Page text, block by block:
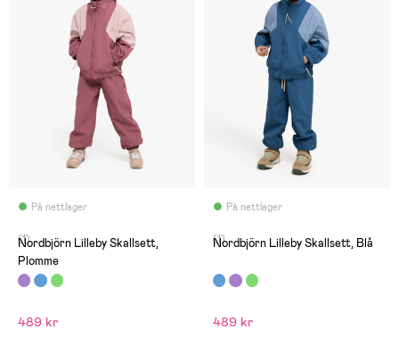
På nettlager
(1)
Nordbjörn Lilleby Skallsett,
Plomme
489 kr
På nettlager
(1)
Nordbjörn Lilleby Skallsett, Blå
489 kr